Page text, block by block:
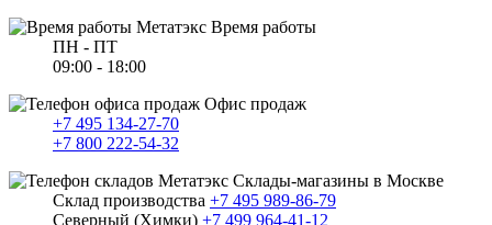
Время работы
ПН - ПТ
09:00 - 18:00
Офис продаж
+7 495 134-27-70
+7 800 222-54-32
Склады-магазины в Москве
Склад производства +7 495 989-86-79
Северный (Химки) +7 499 964-41-12